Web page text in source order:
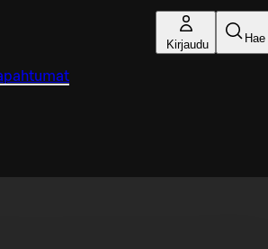
Kirjaudu Hae